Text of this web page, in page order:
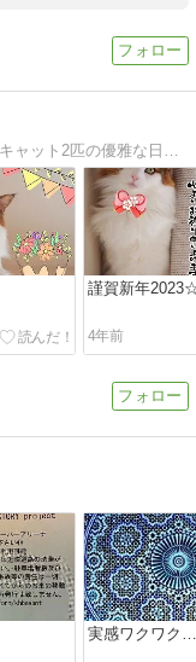
森の妖精・ノルウェージャンフォレストキャット2匹の優雅な日常…と思いきや、猫の皮をかぶったタヌキと子ザルの奮闘記。
謹賀新年
4年前
実感ワクワク…